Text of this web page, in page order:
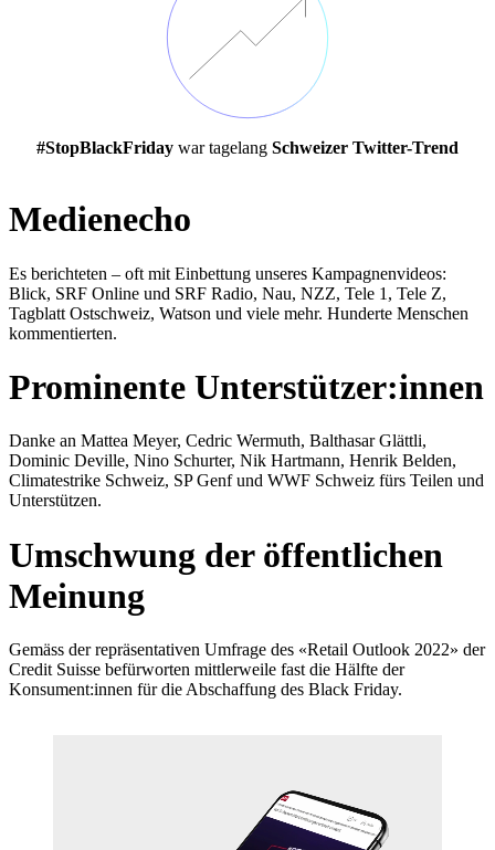
#StopBlackFriday war tagelang Schweizer Twitter-Trend
Medienecho
Es berichteten – oft mit Einbettung unseres Kampagnenvideos:
Blick, SRF Online und SRF Radio, Nau, NZZ, Tele 1, Tele Z,
Tagblatt Ostschweiz, Watson und viele mehr. Hunderte Menschen
kommentierten.
Prominente Unterstützer:innen
Danke an Mattea Meyer, Cedric Wermuth, Balthasar Glättli,
Dominic Deville, Nino Schurter, Nik Hartmann, Henrik Belden,
Climatestrike Schweiz, SP Genf und WWF Schweiz fürs Teilen und
Unterstützen.
Umschwung der öffentlichen
Meinung
Gemäss der repräsentativen Umfrage des «Retail Outlook 2022» der
Credit Suisse befürworten mittlerweile fast die Hälfte der
Konsument:innen für die Abschaffung des Black Friday.